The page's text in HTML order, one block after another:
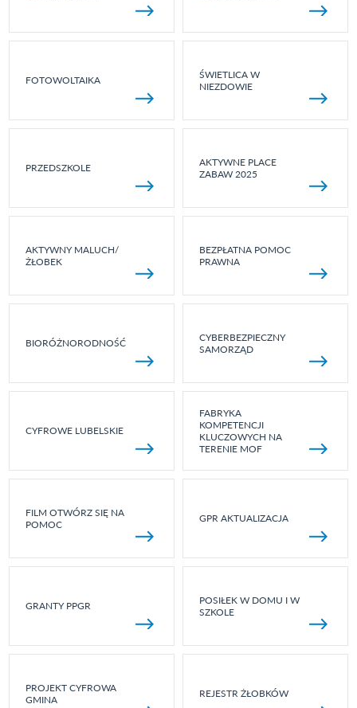
FOTOWOLTAIKA
ŚWIETLICA W
NIEZDOWIE
PRZEDSZKOLE
AKTYWNE PLACE
ZABAW 2025
AKTYWNY MALUCH/
ŻŁOBEK
BEZPŁATNA POMOC
PRAWNA
BIORÓŻNORODNOŚĆ
CYBERBEZPIECZNY
SAMORZĄD
CYFROWE LUBELSKIE
FABRYKA
KOMPETENCJI
KLUCZOWYCH NA
TERENIE MOF
FILM OTWÓRZ SIĘ NA
POMOC
GPR AKTUALIZACJA
GRANTY PPGR
POSIŁEK W DOMU I W
SZKOLE
PROJEKT CYFROWA
GMINA
REJESTR ŻŁOBKÓW